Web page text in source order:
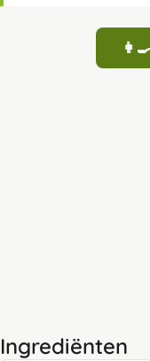
Ingrediënten